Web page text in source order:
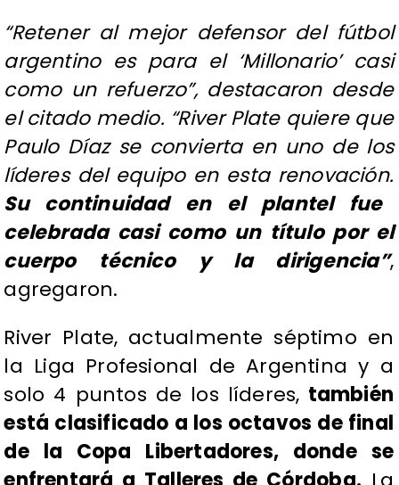
“Retener al mejor defensor del fútbol
argentino es para el ‘Millonario’ casi
como un refuerzo”, destacaron desde
el citado medio. “River Plate quiere que
Paulo Díaz se convierta en uno de los
líderes del equipo en esta renovación.
Su continuidad en el plantel fue
celebrada casi como un título por el
cuerpo técnico y la dirigencia”,
agregaron.
River Plate, actualmente séptimo en
la Liga Profesional de Argentina y a
solo 4 puntos de los líderes, también
está clasificado a los octavos de final
de la Copa Libertadores, donde se